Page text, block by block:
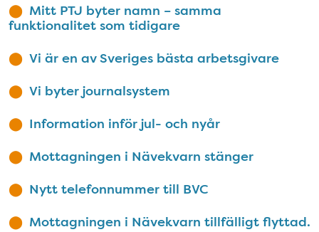
Mitt PTJ byter namn – samma
funktionalitet som tidigare
Vi är en av Sveriges bästa arbetsgivare
Vi byter journalsystem
Information inför jul- och nyår
Mottagningen i Nävekvarn stänger
Nytt telefonnummer till BVC
Mottagningen i Nävekvarn tillfälligt flyttad.